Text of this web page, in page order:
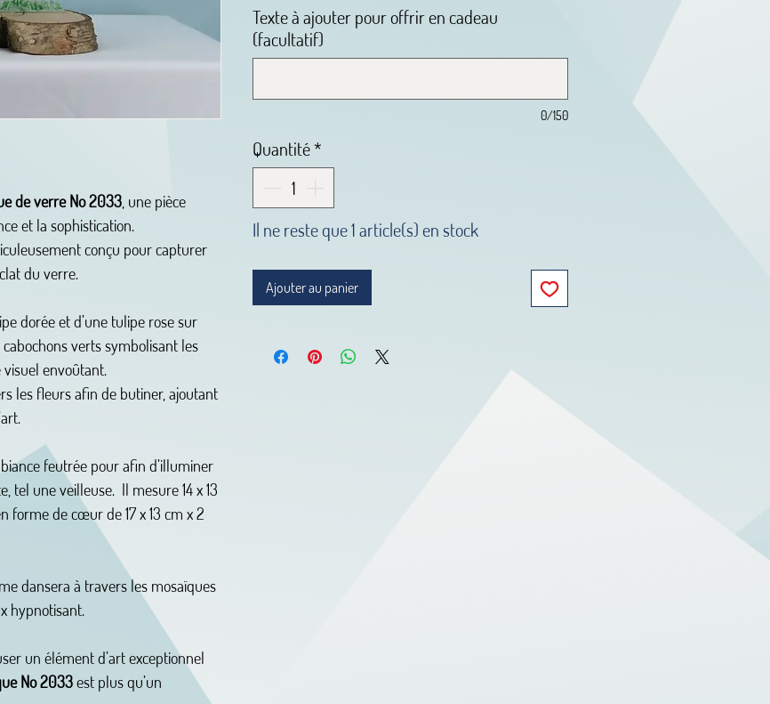
de verre No 2033, une pièce
et la sophistication.
conçu pour capturer
du verre.
dorée et d’une tulipe rose sur
verts symbolisant les
envoûtant.
les fleurs afin de butiner, ajoutant
feutrée pour afin d’illuminer
tel une veilleuse. Il mesure 14 x 13
forme de cœur de 17 x 13 cm x 2
dansera à travers les mosaïques
hypnotisant.
un élément d’art exceptionnel
No 2033est plus qu’un
Texte à ajouter pour offrir en cadeau
(facultatif)
0/150
Quantité*
Il ne reste que 1 article(s) en stock
Ajouter au panier